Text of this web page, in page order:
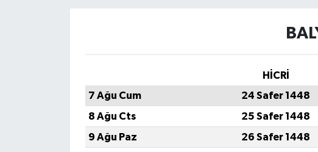
HİCRİ
7 Ağu Cum
24 Safer 1448
8 Ağu Cts
25 Safer 1448
9 Ağu Paz
26 Safer 1448